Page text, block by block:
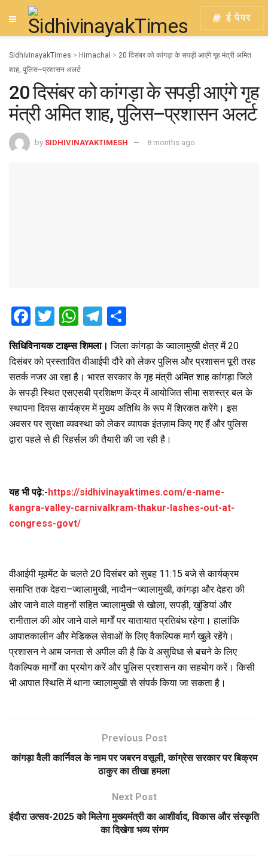
ई पेपर
SidhivinayakTimes > Himachal > 20 दिसंबर को कांगड़ा के सपड़ी आएंगे गृह मंत्री अमित
शाह, पुलिस–प्रशासन अलर्ट
20 दिसंबर को कांगड़ा के सपड़ी आएंगे गृह
मंत्री अमित शाह, पुलिस–प्रशासन अलर्ट
by SIDHIVINAYAKTIMESH 8 months ago
F
a
ce
b
o
o
k
T
tt
er
W
h
at
s
A
p
p
T
el
e
gr
a
m
ar
e
सिधिविनायक टाइम्स शिमला।जिला कांगड़ा के ज्वालामुखी क्षेत्र में 20
दिसंबर को प्रस्तावित वीआईपी दौरे को लेकर पुलिस और प्रशासन पूरी तरह
सतर्क नजर आ रहा है। भारत सरकार के गृह मंत्री अमित शाह कांगड़ा जिले
के सपड़ी स्थित एसएसबी प्रशिक्षण केंद्र में आयोजित सीमा सशस्त्र बल के
स्थापना दिवस कार्यक्रम में मुख्य अतिथि के रूप में शिरकत करेंगे। इस
अवसर पर सुरक्षा व्यवस्था को लेकर व्यापक इंतज़ाम किए गए हैं और पुलिस
द्वारा पहले से ही रिहर्सल की तैयारी की जा रही है।
यह भी पढ़े:-https://sidhivinayaktimes.com/e-name-
kangra-valley-carnivalkram-thakur-lashes-out-at-
congress-govt/
वीआईपी मूवमेंट के चलते 20 दिसंबर को सुबह 11:15 बजे से कार्यक्रम
समाप्ति तक देहरा–ज्वालामुखी, नादौन–ज्वालामुखी, कांगड़ा और देहरा की
ओर जाने वाले वाहनों सहित ज्वालामुखी से खोला, सपड़ी, खुंडियां और
रानीताल की ओर जाने वाले मार्गों पर यातायात प्रतिबंध रहेगा। हालांकि
आपातकालीन और मेडिकल सेवाओं के लिए वैकल्पिक मार्ग खुले रहेंगे।
प्रशासन ने आम जनता से अपील की है कि वे असुविधा से बचने के लिए
वैकल्पिक मार्गों का प्रयोग करें और पुलिस प्रशासन का सहयोग करें। किसी
भी आपात स्थिति में थाना ज्वालामुखी से संपर्क किया जा सकता है।
Previous Post
कांगड़ा वैली कार्निवल के नाम पर जबरन वसूली, कांग्रेस सरकार पर बिक्रम
ठाकुर का तीखा हमला
Next Post
इंदौरा उत्सव-2025 को मिलेगा मुख्यमंत्री का आशीर्वाद, विकास और संस्कृति
का दिखेगा भव्य संगम